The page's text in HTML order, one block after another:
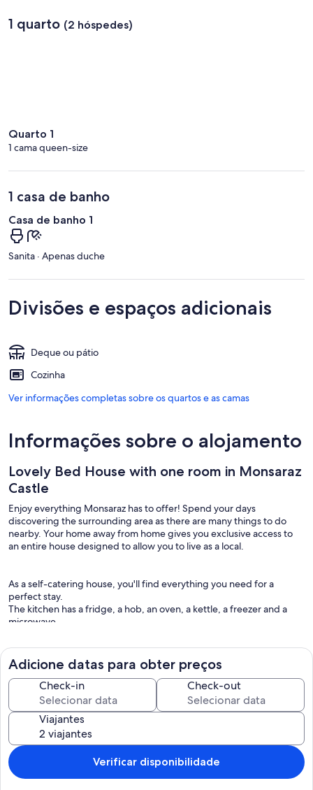
1 quarto (2 hóspedes)
Quarto 1
1 cama queen-size
1 casa de banho
Casa de banho 1
Sanita · Apenas duche
Divisões e espaços adicionais
Deque ou pátio
Cozinha
Ver informações completas sobre os quartos e as camas
Informações sobre o alojamento
Lovely Bed House with one room in Monsaraz
Castle
Enjoy everything Monsaraz has to offer! Spend your days
discovering the surrounding area as there are many things to do
nearby. Your home away from home gives you exclusive access to
an entire house designed to allow you to live as a local.
As a self-catering house, you'll find everything you need for a
perfect stay.
The kitchen has a fridge, a hob, an oven, a kettle, a freezer and a
microwave.
usual flat-screen TV that makes for an incredible viewing
experience. Furthermore, fiber internet access guarantees a fast
and stable connection, ideal for streaming and browsing.
The house has a comfortable bedroom with two single beds, ideal
for accommodating guests. The bathroom is well equipped, with a
toilet, sink and a large shower stall, providing comfort and
practicality. And best of all, bed linen and towels are included,
ensuring your stay is even more pleasant.
House Rules:
Adicione datas para obter preços
Check-in Check-out
Viajantes
Verificar disponibilidade